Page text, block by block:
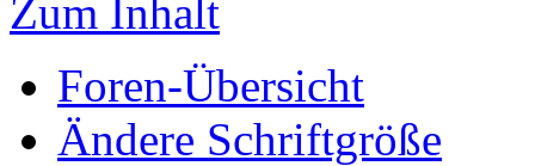
Zum Inhalt
Foren-Übersicht
Ändere Schriftgröße